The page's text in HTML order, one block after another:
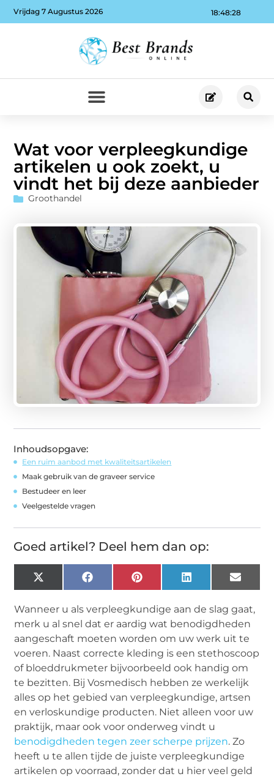
18:48:29
Vrijdag 7 Augustus 2026
Wat voor verpleegkundige
artikelen u ook zoekt, u
vindt het bij deze aanbieder
Groothandel
Inhoudsopgave:
Een ruim aanbod met kwaliteitsartikelen
Maak gebruik van de graveer service
Bestudeer en leer
Veelgestelde vragen
Goed artikel? Deel hem dan op:
X
(Twitter)
FacebookPinterest LinkedIn Email
Wanneer u als verpleegkundige aan de slag gaat,
merk u al snel dat er aardig wat benodigdheden
aangeschaft moeten worden om uw werk uit te
voeren. Naast correcte kleding is een stethoscoop
of bloeddrukmeter bijvoorbeeld ook handig om
te bezitten. Bij Vosmedisch hebben ze werkelijk
alles op het gebied van verpleegkundige, artsen
en verloskundige producten. Niet alleen voor uw
praktijk, maar ook voor onderweg vindt u
benodigdheden tegen zeer scherpe prijzen. Zo
heeft u te allen tijde de juiste verpleegkundige
artikelen op voorraad, zonder dat u hier veel geld